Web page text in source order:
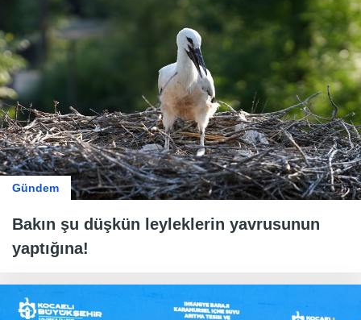
Gündem
Bakın şu düşkün leyleklerin yavrusunun
yaptığına!